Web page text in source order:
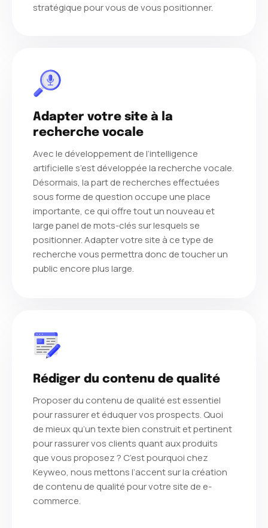
stratégique pour vous de vous positionner.
Adapter votre site à la
recherche vocale
Avec le développement de l’intelligence
artificielle s’est développée la recherche vocale.
Désormais, la part de recherches effectuées
sous forme de question occupe une place
importante, ce qui offre tout un nouveau et
large panel de mots-clés sur lesquels se
positionner. Adapter votre site à ce type de
recherche vous permettra donc de toucher un
public encore plus large.
Rédiger du contenu de qualité
Proposer du contenu de qualité est essentiel
pour rassurer et éduquer vos prospects. Quoi
de mieux qu’un texte bien construit et pertinent
pour rassurer vos clients quant aux produits
que vous proposez ? C’est pourquoi chez
Keyweo, nous mettons l’accent sur la création
de contenu de qualité pour votre site de e-
commerce.